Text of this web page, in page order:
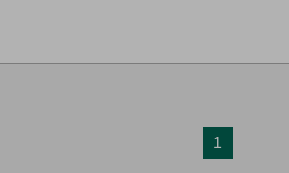
1